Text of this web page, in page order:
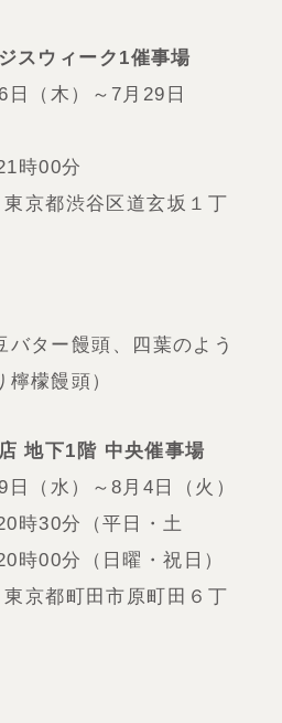
スウィーク1催事場
日（木）～7月29日
時00分
京都渋谷区道玄坂１丁
バター饅頭、四葉のよう
檬饅頭）
地下1階 中央催事場
（水）～8月4日（火）
時30分（平日・土
時00分（日曜・祝日）
京都町田市原町田６丁